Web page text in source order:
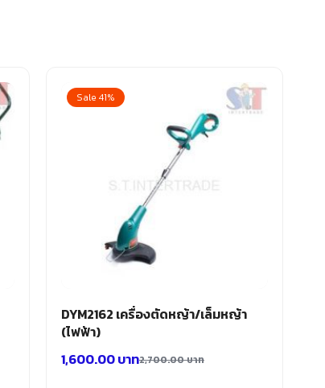
Sale 41%
DYM2162 เครื่องตัดหญ้า/เล็มหญ้า
(ไฟฟ้า)
2,700.00บาท
1,600.00บาท